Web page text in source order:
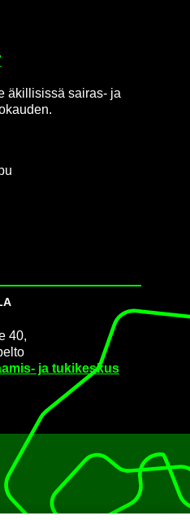
äkil­li­sis­sä sairas-​ ja
40,
ja tu­ki­kes­kus